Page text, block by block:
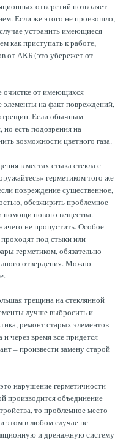
отверстий позволяет
Если же этого не произошло,
устранить имеющиеся
как приступать к работе,
от АКБ (это убережет от
очистке от имеющихся
элементы на факт повреждений,
Если обычным
есть подозрения на
возможности цветного газа.
в местах стыка стекла с
герметиком того же
повреждение существенное,
обезжирить проблемное
помощи нового вещества.
не пропустить. Особое
под стыки или
герметиком, обязательно
отвердения. Можно
трещина на стеклянной
лучше выбросить и
ремонт старых элементов
через время все придется
– произвести замену старой
нарушение герметичности
производится объединение
то проблемное место
этом в любом случае не
и дренажную систему